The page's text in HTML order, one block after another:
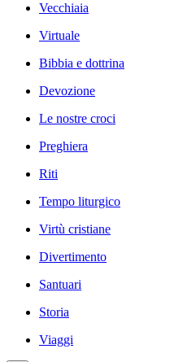
Vecchiaia
Virtuale
Bibbia e dottrina
Devozione
Le nostre croci
Preghiera
Riti
Tempo liturgico
Virtù cristiane
Divertimento
Santuari
Storia
Viaggi